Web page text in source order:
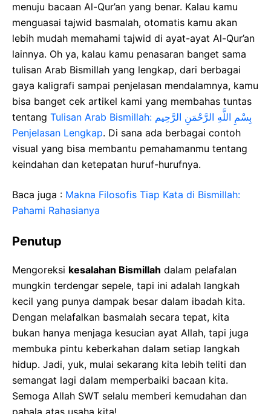
menuju bacaan Al-Qur’an yang benar. Kalau kamu
menguasai tajwid basmalah, otomatis kamu akan
lebih mudah memahami tajwid di ayat-ayat Al-Qur’an
lainnya. Oh ya, kalau kamu penasaran banget sama
tulisan Arab Bismillah yang lengkap, dari berbagai
gaya kaligrafi sampai penjelasan mendalamnya, kamu
bisa banget cek artikel kami yang membahas tuntas
tentang Tulisan Arab Bismillah: بِسْمِ اللَّهِ الرَّحْمَنِ الرَّحِيم
Penjelasan Lengkap. Di sana ada berbagai contoh
visual yang bisa membantu pemahamanmu tentang
keindahan dan ketepatan huruf-hurufnya.
Baca juga : Makna Filosofis Tiap Kata di Bismillah:
Pahami Rahasianya
Penutup
Mengoreksi kesalahan Bismillah dalam pelafalan
mungkin terdengar sepele, tapi ini adalah langkah
kecil yang punya dampak besar dalam ibadah kita.
Dengan melafalkan basmalah secara tepat, kita
bukan hanya menjaga kesucian ayat Allah, tapi juga
membuka pintu keberkahan dalam setiap langkah
hidup. Jadi, yuk, mulai sekarang kita lebih teliti dan
semangat lagi dalam memperbaiki bacaan kita.
Semoga Allah SWT selalu memberi kemudahan dan